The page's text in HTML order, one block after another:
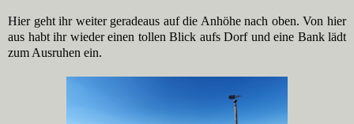
Hier geht ihr weiter geradeaus auf die Anhöhe nach oben. Von hier
aus habt ihr wieder einen tollen Blick aufs Dorf und eine Bank lädt
zum Ausruhen ein.